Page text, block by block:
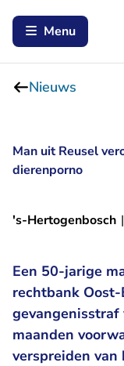
Menu
Nieuws
Man uit Reusel
dierenporno
's-Hertogenbosch |
Een 50-jarige
rechtbank
gevangenisstraf
maanden
verspreiden